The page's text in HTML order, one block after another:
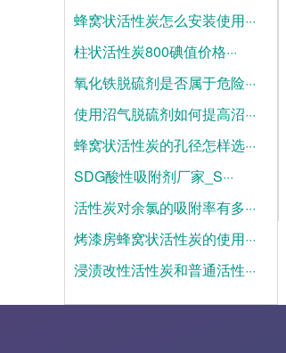
2026-08-04
蜂窝状活性炭怎么安装使用···
2026-07-28
柱状活性炭800碘值价格···
2026-07-21
氧化铁脱硫剂是否属于危险···
2025-06-19
使用沼气脱硫剂如何提高沼···
2025-06-12
蜂窝状活性炭的孔径怎样选···
2025-06-05
SDG酸性吸附剂厂家_S···
2025-05-28
活性炭对余氯的吸附率有多···
2025-05-21
烤漆房蜂窝状活性炭的使用···
2025-05-14
浸渍改性活性炭和普通活性···
2025-05-07